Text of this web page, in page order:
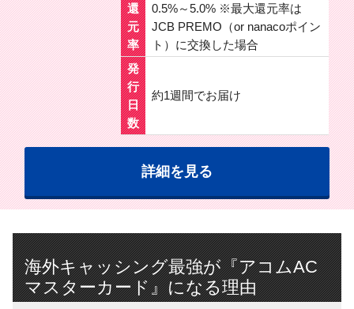
還
元
率
0.5%～5.0% ※最大還元率は
JCB PREMO（or nanacoポイン
ト）に交換した場合
発
行
日
数
約1週間でお届け
詳細を見る
海外キャッシング最強が『アコムAC
マスターカード』になる理由